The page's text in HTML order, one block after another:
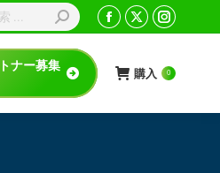
ナー募集
購入 0